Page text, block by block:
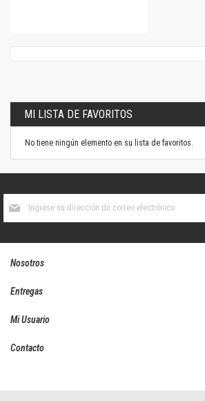
MI LISTA DE FAVORITOS
No tiene ningún elemento en su lista de favoritos.
boletín
Nosotros
Entregas
Mi Usuario
Contacto